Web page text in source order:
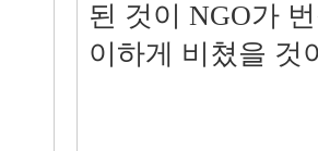
된 것이 NGO가
이하게 비쳤을 것